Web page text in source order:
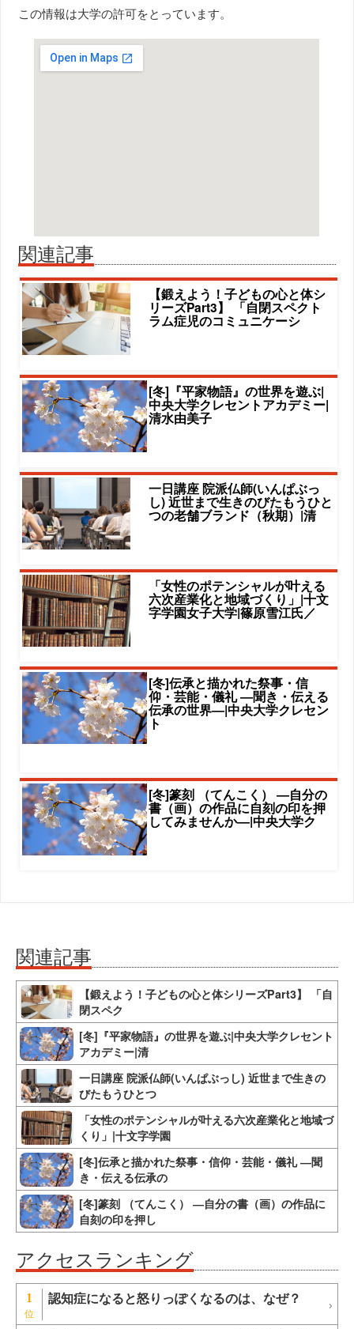
この情報は大学の許可をとっています。
関連記事
【鍛えよう！子どもの心と体シ
リーズPart3】 「自閉スペクト
ラム症児のコミュニケーシ
[冬]『平家物語』の世界を遊ぶ|
中央大学クレセントアカデミー|
清水由美子
一日講座 院派仏師(いんぱぶっ
し) 近世まで生きのびたもうひと
つの老舗ブランド（秋期）|清
「女性のポテンシャルが叶える
六次産業化と地域づくり」|十文
字学園女子大学|篠原雪江氏／
[冬]伝承と描かれた祭事・信
仰・芸能・儀礼 ―聞き・伝える
伝承の世界―|中央大学クレセン
ト
[冬]篆刻 （てんこく） ―自分の
書（画）の作品に自刻の印を押
してみませんか―|中央大学ク
関連記事
【鍛えよう！子どもの心と体シリーズPart3】 「自
閉スペク
[冬]『平家物語』の世界を遊ぶ|中央大学クレセント
アカデミー|清
一日講座 院派仏師(いんぱぶっし) 近世まで生きの
びたもうひとつ
「女性のポテンシャルが叶える六次産業化と地域づ
くり」|十文字学園
[冬]伝承と描かれた祭事・信仰・芸能・儀礼 ―聞
き・伝える伝承の
[冬]篆刻 （てんこく） ―自分の書（画）の作品に
自刻の印を押し
アクセスランキング
1 認知症になると怒りっぽくなるのは、なぜ？